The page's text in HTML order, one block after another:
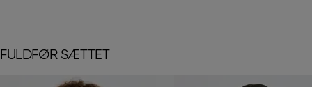
FULDFØR SÆTTET